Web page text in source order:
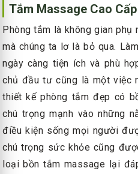
Tắm Massage Cao Cấp
Phòng tắm là không gian phụ
mà chúng ta lơ là bỏ qua.
ngày càng tiện ích và phù
chủ đầu tư cũng là một việc
thiết kế phòng tắm đẹp có
chú trọng mạnh vào những
điều kiện sống mọi người
chú trọng sức khỏe cũng
loại bồn tắm massage lại